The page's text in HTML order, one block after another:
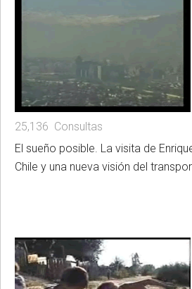
25,136 Consultas
El sueño posible. La visita de
Chile y una nueva visión del